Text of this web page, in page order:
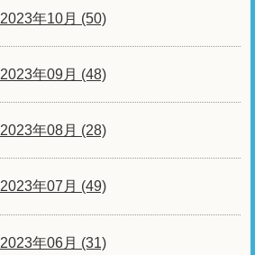
2023年10月 (50)
2023年09月 (48)
2023年08月 (28)
2023年07月 (49)
2023年06月 (31)